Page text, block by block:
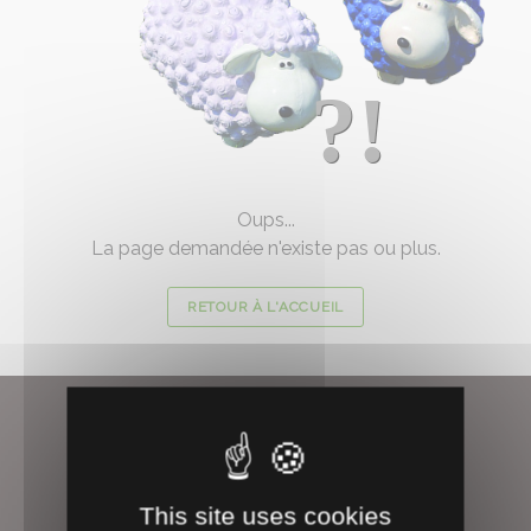
?!
Oups...
La page demandée n'existe pas ou plus.
RETOUR À L'ACCUEIL
This site uses cookies